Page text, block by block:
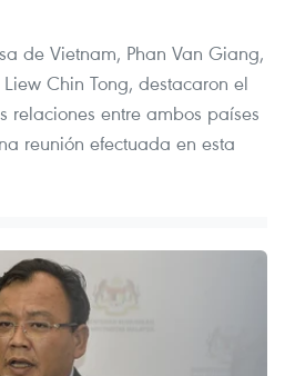
de Vietnam, Phan Van Giang,
Chin Tong, destacaron el
relaciones entre ambos países
reunión efectuada en esta